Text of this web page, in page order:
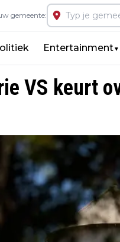
gemeente:
Entertainment▼
VS keurt